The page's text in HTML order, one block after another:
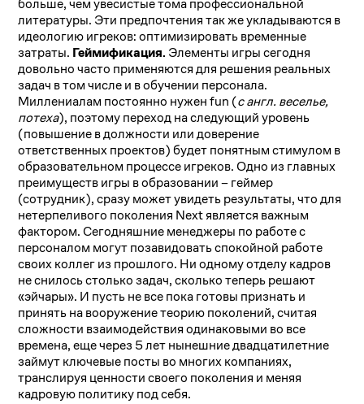
больше, чем увесистые тома профессиональной
литературы. Эти предпочтения так же укладываются в
идеологию игреков: оптимизировать временные
затраты. Геймификация. Элементы игры сегодня
довольно часто применяются для решения реальных
задач в том числе и в обучении персонала.
Миллениалам постоянно нужен fun (с англ. веселье,
потеха), поэтому переход на следующий уровень
(повышение в должности или доверение
ответственных проектов) будет понятным стимулом в
образовательном процессе игреков. Одно из главных
преимуществ игры в образовании – геймер
(сотрудник), сразу может увидеть результаты, что для
нетерпеливого поколения Next является важным
фактором. Сегодняшние менеджеры по работе с
персоналом могут позавидовать спокойной работе
своих коллег из прошлого. Ни одному отделу кадров
не снилось столько задач, сколько теперь решают
«эйчары». И пусть не все пока готовы признать и
принять на вооружение теорию поколений, считая
сложности взаимодействия одинаковыми во все
времена, еще через 5 лет нынешние двадцатилетние
займут ключевые посты во многих компаниях,
транслируя ценности своего поколения и меняя
кадровую политику под себя.